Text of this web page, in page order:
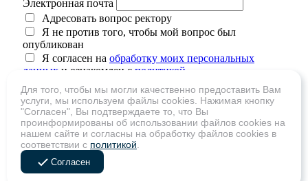
Электронная почта
Адресовать вопрос ректору
Я не против того, чтобы мой вопрос был
опубликован
Я согласен на обработку моих персональных
данных и ознакомлен с политикой
Сколько будет 2 + 11
Для того, чтобы мы могли качественно предоставить Вам
услуги, мы используем файлы cookies. Нажимая кнопку
"Согласен", Вы подтверждаете то, что Вы
проинформированы об использовании файлов cookies на
нашем сайте и согласны на обработку файлов cookies в
соответствии с политикой
Согласен